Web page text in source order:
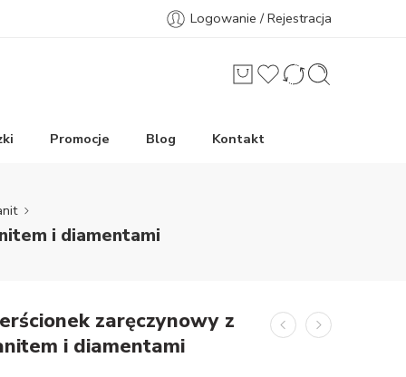
Logowanie / Rejestracja
Promocje Blog Kontakt
i diamentami
zaręczynowy z
i diamentami